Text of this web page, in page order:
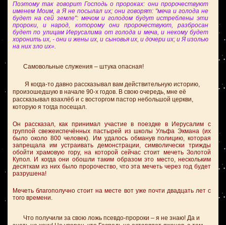
Поэтому так говорит Господь о пророках: они пророчествуют
именем Моим, а Я не посылал их; они говорят: "меча и голода не
будет на сей земле": мечом и голодом будут истреблены эти
пророки, и народ, которому они пророчествуют, разбросан
будет по улицам Иерусалима от голода и меча, и некому будет
хоронить их, - они и жены их, и сыновья их, и дочери их; и Я изолью
на них зло их».
Самовольные служения – штука опасная!
Я когда-то давно рассказывал вам действительную историю,
произошедшую в начале 90-х годов. В свою очередь, мне её
рассказывал взахлёб и с восторгом пастор небольшой церкви,
которую я тогда посещал.
Он рассказал, как принимал участие в поездке в Иерусалим с
группой свежеиспечённых пастырей из школы Ульфа Экмана (их
было около 800 человек). Им удалось обманув полицию, которая
запрещала им устраивать демонстрации, символически трижды
обойти храмовую гору, на которой сейчас стоит мечеть Золотой
Купол. И когда они обошли таким образом это место, нескольким
десяткам из них было пророчество, что эта мечеть через год будет
разрушена!
Мечеть благополучно стоит на месте вот уже почти двадцать лет с
того времени.
Что получили за свою ложь псевдо-пророки – я не знаю! Да и